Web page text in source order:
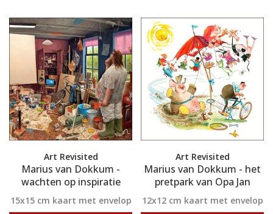
Art Revisited
Marius van Dokkum -
wachten op inspiratie
15x15 cm kaart met envelop
Art Revisited
Marius van Dokkum - het
pretpark van Opa Jan
12x12 cm kaart met envelop